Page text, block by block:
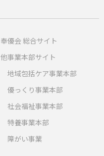
奉優会 総合サイト
他事業本部サイト
地域包括ケア事業本部
優っくり事業本部
社会福祉事業本部
特養事業本部
障がい事業